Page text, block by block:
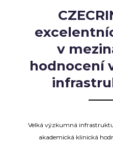
v
hodnocení
Velká výzkumná
akademická klinická